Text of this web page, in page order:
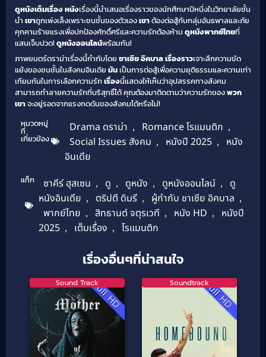
ดูหนังเต็มเรื่องหนังเรื่องนี้นำเสนอเรื่องราวของนักศึกษาปีหนึ่งในวิทยาลัยชั้น
นำ เขาถูกเพ่งเล็งเพราะชนชั้นของตัวเองเขาต้องต่อสู้กับกลุ่มอันธพาลและภัย
คุกคามร้ายแรงเพื่อปกป้องศักดิ์ศรีและความรักต้องห้าม ดูหนังพากย์ไทยที่
แสนเจ็บปวด! ดูหนังออนไลน์พร้อมกัน!
ภาพยนตร์ดราม่าเรื่องนี้กำกับโดย ชาเซีย อิคบาลเรื่องราวเจาะลึกความขัด
แย้งของชนชั้นในสังคมอินเดีย มันเป็นการต่อสู้เพื่อความยุติธรรมและความเท่า
เทียมกันในการเลือกความรักเรื่องนี้แสดงให้เห็นว่าอุปสรรคทางสังคม
สามารถทำลายความรักที่บริสุทธิ์ได้ คุณต้องมาติดตามว่าความรักของพวก
เขาจะอยู่รอดจากแรงกดดันของสังคมได้หรือไม่!
หมวดหมู่
ที่
เกี่ยวข้อง
Drama ดราม่า , Romance โรแมนติก ,
Social Issues สังคม , หนังปี 2025 ,
หนัง
อินเดีย
แท็ก ซาคีร์ ฮุสเซน , ดู , ดูหนัง , ดูหนังออนไลน์ ,
ดู
หนังอินเดีย , ตริปตี ดิมรี , ผู้กำกับ ชาเซีย อิคบาล ,
พากย์ไทย , สิทธานต์ จตุรเวที , หนัง HD ,
หนังปี
2025 , เต็มเรื่อง , โรแมนติก
เรื่องอื่นๆที่น่าสนใจ
Full HD
Sound Track Full HD
Soundtrack